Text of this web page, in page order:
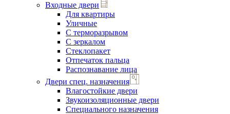
Входные двери
Для квартиры
Уличные
С терморазрывом
С зеркалом
Стеклопакет
Отпечаток пальца
Распознавание лица
Двери спец. назначения
Влагостойкие двери
Звукоизоляционные двери
Специального назначения